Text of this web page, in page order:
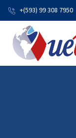
+(593) 99 308 7950